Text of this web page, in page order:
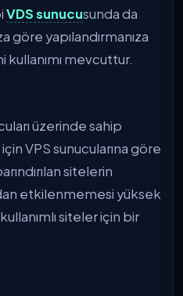
VDS sunucusunda da
göre yapılandırmanıza
mevcuttur.
üzerinde sahip
VPS sunucularına göre
sitelerin
etkilenmemesi yüksek
siteler için bir